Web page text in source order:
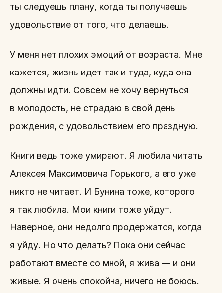
ты следуешь плану, когда ты получаешь
удовольствие от того, что делаешь.
У меня нет плохих эмоций от возраста. Мне
кажется, жизнь идет так и туда, куда она
должны идти. Совсем не хочу вернуться
в молодость, не страдаю в свой день
рождения, с удовольствием его праздную.
Книги ведь тоже умирают. Я любила читать
Алексея Максимовича Горького, а его уже
никто не читает. И Бунина тоже, которого
я так любила. Мои книги тоже уйдут.
Наверное, они недолго продержатся, когда
я уйду. Но что делать? Пока они сейчас
работают вместе со мной, я жива — и они
живые. Я очень спокойна, ничего не боюсь.